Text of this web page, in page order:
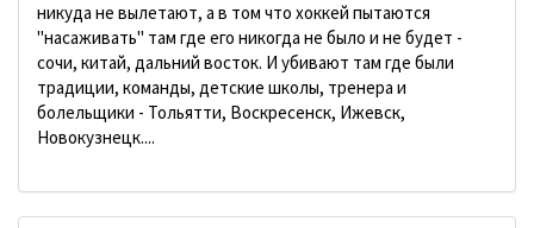
никуда не вылетают, а в том что хоккей пытаются
"насаживать" там где его никогда не было и не будет -
сочи, китай, дальний восток. И убивают там где были
традиции, команды, детские школы, тренера и
болельщики - Тольятти, Воскресенск, Ижевск,
Новокузнецк....